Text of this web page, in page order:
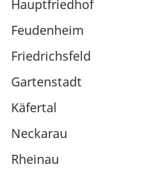
Hauptfriedhof
Feudenheim
Friedrichsfeld
Gartenstadt
Käfertal
Neckarau
Rheinau